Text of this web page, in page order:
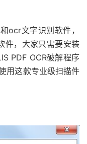
文字识别软件，
件，大家只需要安装
PDF OCR破解程序
用这款专业级扫描件